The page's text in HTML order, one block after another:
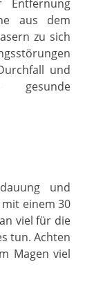
aus dem
zu sich
und
und
einem 30
viel für die
tun. Achten
Magen viel